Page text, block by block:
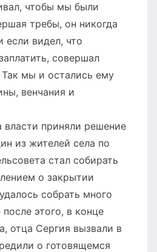
чтобы мы были
требы, он никогда
если видел, что
совершал
Так мы и остались ему
венчания и
власти приняли решение
из жителей села по
стал собирать
о закрытии
собрать много
этого, в конце
отца Сергия вызвали в
о готовящемся